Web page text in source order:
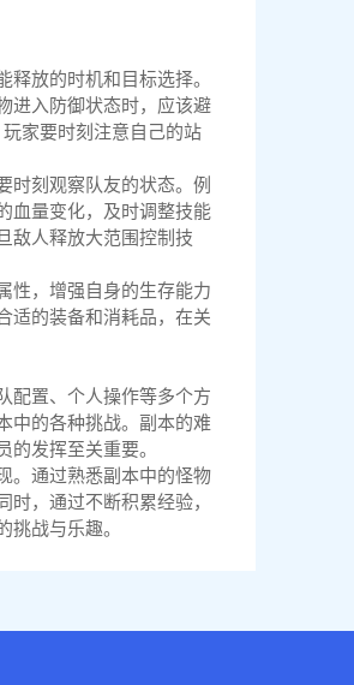
放的时机和目标选择。
进入防御状态时，应该避
家要时刻注意自己的站
时刻观察队友的状态。例
血量变化，及时调整技能
敌人释放大范围控制技
性，增强自身的生存能力
适的装备和消耗品，在关
配置、个人操作等多个方
中的各种挑战。副本的难
发挥至关重要。
。通过熟悉副本中的怪物
，通过不断积累经验，
战与乐趣。